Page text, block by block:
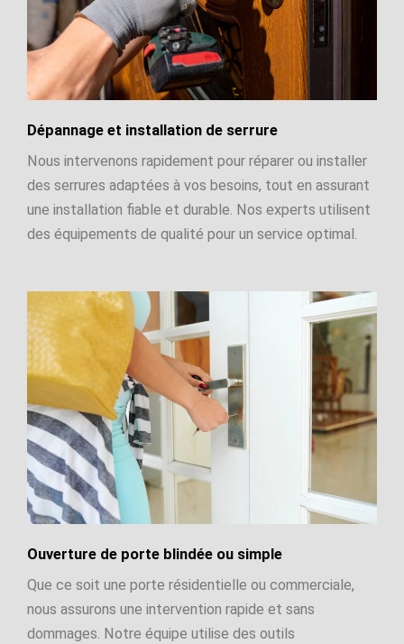
Dépannage et installation de serrure
Nous intervenons rapidement pour réparer ou installer
des serrures adaptées à vos besoins, tout en assurant
une installation fiable et durable. Nos experts utilisent
des équipements de qualité pour un service optimal.
Ouverture de porte blindée ou simple
Que ce soit une porte résidentielle ou commerciale,
nous assurons une intervention rapide et sans
dommages. Notre équipe utilise des outils